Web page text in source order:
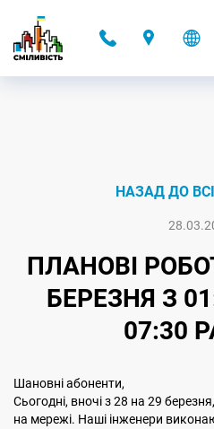
НАЗАД ДО
ПЛАНОВІ
БЕРЕЗНЯ З
07:30
Шановні абоненти,
Сьогодні, вночі з 28 на 29
на мережі. Наші інженери